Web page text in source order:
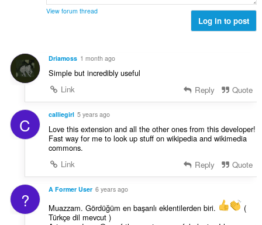
ä
t
s
:
View forum thread
Log in to post
Driamoss 1 month ago
Simple but incredibly useful
Link
Reply Quote
C calliegirl 5 years ago
Love this extension and all the other ones from this developer!
Fast way for me to look up stuff on wikipedia and wikimedia
commons.
Link
Reply Quote
? A Former User 6 years ago
Muazzam. Gördüğüm en başarılı eklentilerden biri.
(
Türkçe dil mevcut )